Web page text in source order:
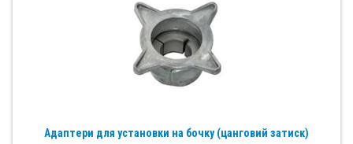
Адаптери для установки на бочку (цанговий затиск)